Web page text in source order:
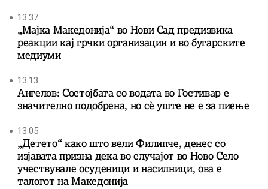
13:37
„Мајка Македонија“ во Нови Сад предизвика
реакции кај грчки организации и во бугарските
медиуми
13:13
Ангелов: Состојбата со водата во Гостивар е
значително подобрена, но сè уште не е за пиење
13:05
„Детето“ како што вели Филипче, денес со
изјавата призна дека во случајот во Ново Село
учествувале осуденици и насилници, ова е
талогот на Македонија